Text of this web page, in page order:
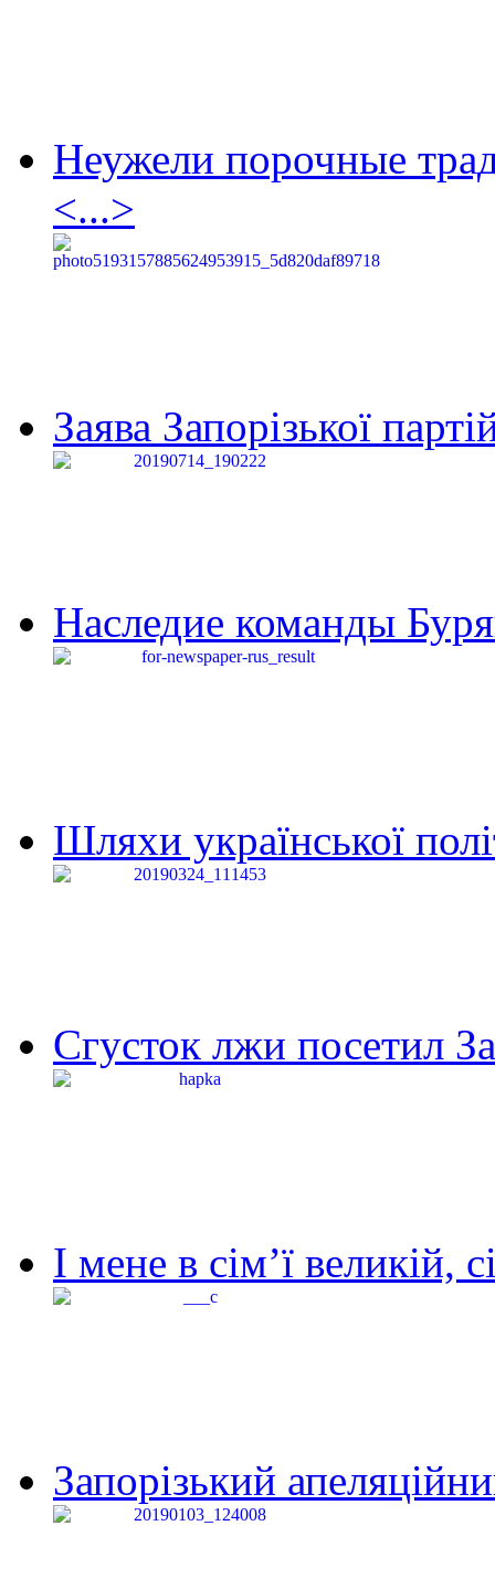
Неужели порочные
<...>
Заява Запорізької
Наследие команды
Шляхи української
Сгусток лжи посетил
І мене в сім’ї великій,
Запорізький